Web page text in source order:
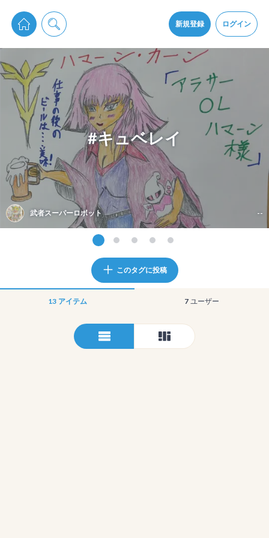
新規登録 ログイン
pixiv Sketchは2024年5月28日付で プライパシーポリシーを改定しました。
通知を受け取るにはここをクリックします
pixiv Sketchアプリでさらに快適に！
アプリをインストール
#キュベレイ
武者スーパーロボット --
このタグに投稿
13 アイテム 7 ユーザー